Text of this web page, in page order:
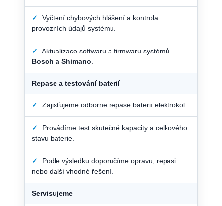
✓
Vyčtení chybových hlášení a kontrola
provozních údajů systému.
✓
Aktualizace softwaru a firmwaru systémů
Bosch a Shimano.
Repase a testování baterií
✓ Zajišťujeme odborné repase baterií elektrokol.
✓
Provádíme test skutečné kapacity a celkového
stavu baterie.
✓
Podle výsledku doporučíme opravu, repasi
nebo další vhodné řešení.
Servisujeme